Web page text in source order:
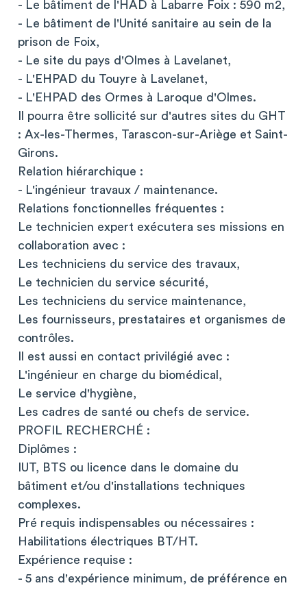
- Le bâtiment de l'HAD à Labarre Foix : 590 m2,
- Le bâtiment de l'Unité sanitaire au sein de la
prison de Foix,
- Le site du pays d'Olmes à Lavelanet,
- L'EHPAD du Touyre à Lavelanet,
- L'EHPAD des Ormes à Laroque d'Olmes.
Il pourra être sollicité sur d'autres sites du GHT
: Ax-les-Thermes, Tarascon-sur-Ariège et Saint-
Girons.
Relation hiérarchique :
- L'ingénieur travaux / maintenance.
Relations fonctionnelles fréquentes :
Le technicien expert exécutera ses missions en
collaboration avec :
Les techniciens du service des travaux,
Le technicien du service sécurité,
Les techniciens du service maintenance,
Les fournisseurs, prestataires et organismes de
contrôles.
Il est aussi en contact privilégié avec :
L'ingénieur en charge du biomédical,
Le service d'hygiène,
Les cadres de santé ou chefs de service.
PROFIL RECHERCHÉ :
Diplômes :
IUT, BTS ou licence dans le domaine du
bâtiment et/ou d'installations techniques
complexes.
Pré requis indispensables ou nécessaires :
Habilitations électriques BT/HT.
Expérience requise :
- 5 ans d'expérience minimum, de préférence en